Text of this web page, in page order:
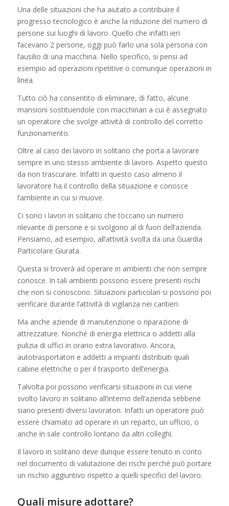
Una delle situazioni che ha aiutato a contribuire il
progresso tecnologico è anche la riduzione del numero di
persone sui luoghi di lavoro. Quello che infatti ieri
facevano 2 persone, oggi può farlo una sola persona con
l’ausilio di una macchina. Nello specifico, si pensi ad
esempio ad operazioni ripetitive o comunque operazioni in
linea.
Tutto ciò ha consentito di eliminare, di fatto, alcune
mansioni sostituendole con macchinari a cui è assegnato
un operatore che svolge attività di controllo del corretto
funzionamento.
Oltre al caso dei lavoro in solitario che porta a lavorare
sempre in uno stesso ambiente di lavoro. Aspetto questo
da non trascurare. Infatti in questo caso almeno il
lavoratore ha il controllo della situazione e conosce
l’ambiente in cui si muove.
Ci sono i lavori in solitario che toccano un numero
rilevante di persone e si svolgono al di fuori dell’azienda.
Pensiamo, ad esempio, all’attività svolta da una Guardia
Particolare Giurata.
Questa si troverà ad operare in ambienti che non sempre
conosce. In tali ambienti possono essere presenti rischi
che non si conoscono. Situazioni particolari si possono poi
verificare durante l’attività di vigilanza nei cantieri.
Ma anche aziende di manutenzione o riparazione di
attrezzature. Nonché di energia elettrica o addetti alla
pulizia di uffici in orario extra lavorativo. Ancora,
autotrasportatori e addetti a impianti distribuiti quali
cabine elettriche o per il trasporto dell’energia.
Talvolta poi possono verificarsi situazioni in cui viene
svolto lavoro in solitario all’interno dell’azienda sebbene
siano presenti diversi lavoratori. Infatti un operatore può
essere chiamato ad operare in un reparto, un ufficio, o
anche in sale controllo lontano da altri colleghi.
Il lavoro in solitario deve dunque essere tenuto in conto
nel documento di valutazione dei rischi perché può portare
un rischio aggiuntivo rispetto a quelli specifici del lavoro.
Quali misure adottare?